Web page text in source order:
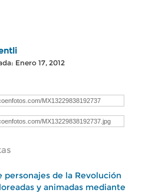
Enero 17, 2012
personajes de la Revolución
y animadas mediante